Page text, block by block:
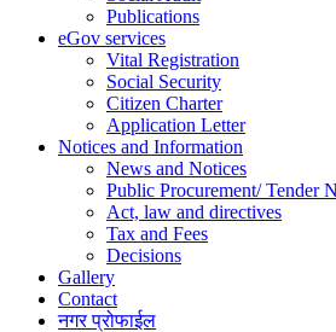
Publications
eGov services
Vital Registration
Social Security
Citizen Charter
Application Letter
Notices and Information
News and Notices
Public Procurement/ Tender
Act, law and directives
Tax and Fees
Decisions
Gallery
Contact
नगर प्रोफाईल